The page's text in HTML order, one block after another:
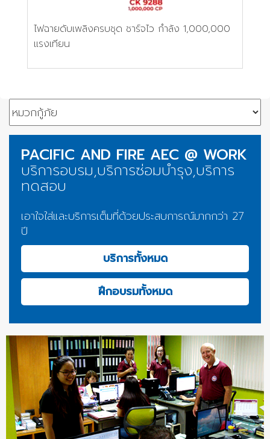
ไฟฉายดับเพลิงครบชุด ชาร์จไว กำลัง 1,000,000
แรงเทียน
PACIFIC AND FIRE AEC @ WORK
บริการอบรม,บริการซ่อมบำรุง,บริการ
ทดสอบ
เอาใจใส่และบริการเต็มที่ด้วยประสบการณ์มากกว่า 27
ปี
บริการทั้งหมด
ฝึกอบรมทั้งหมด